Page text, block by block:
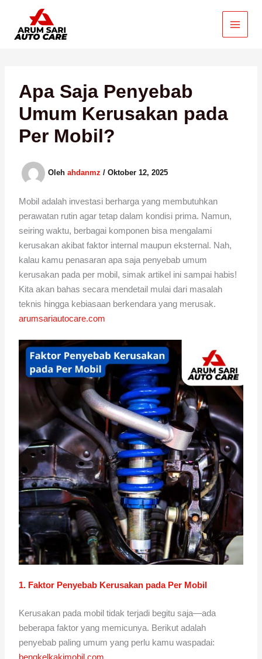
konten
Apa Saja Penyebab
Umum Kerusakan pada
Per Mobil?
Olehahdanmz/Oktober 12, 2025
Mobil adalah investasi berharga yang membutuhkan
perawatan rutin agar tetap dalam kondisi prima. Namun,
seiring waktu, berbagai komponen bisa mengalami
kerusakan akibat faktor internal maupun eksternal. Nah,
kalau kamu penasaran apa saja penyebab umum
kerusakan pada per mobil, simak artikel ini sampai habis!
Kita akan bahas secara mendetail mulai dari masalah
teknis hingga kebiasaan berkendara yang merusak.
arumsariautocare.com
1. Faktor Penyebab Kerusakan pada Per Mobil
Kerusakan pada mobil tidak terjadi begitu saja—ada
beberapa faktor yang memicunya. Berikut adalah
penyebab paling umum yang perlu kamu waspadai:
bengkelkakimobil.com